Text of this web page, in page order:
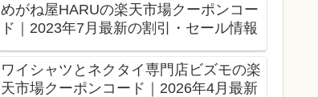
めがね屋HARUの楽天市場クーポンコー
ド｜2023年7月最新の割引・セール情報
ワイシャツとネクタイ専門店ビズモの楽
天市場クーポンコード｜2026年4月最新